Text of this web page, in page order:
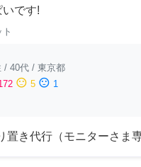
です!
/ 40代 / 東京都
sentiment_neutral 5 sentiment_dissatisfied 1
置き代行（モニターさま